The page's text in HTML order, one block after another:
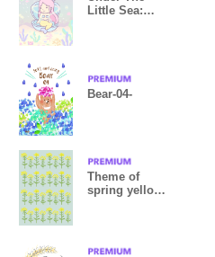
Little Sea:
Bear-04-
Theme of
spring yellow